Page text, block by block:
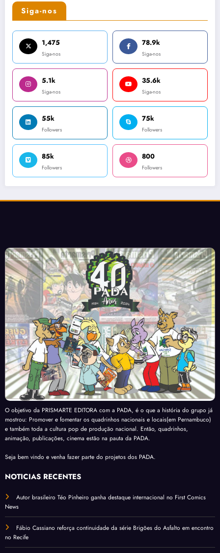
Siga-nos
1,475
Siga-nos
78.9k
Siga-nos
5.1k
Siga-nos
35.6k
Siga-nos
55k
Followers
75k
Followers
85k
Followers
800
Followers
O objetivo da PRISMARTE EDITORA com a PADA, é o que a história do grupo já
mostrou: Promover e fomentar os quadrinhos nacionais e locais(em Pernambuco)
e também toda a cultura pop de produção nacional. Então, quadrinhos,
animação, publicações, cinema estão na pauta da PADA.
Seja bem vindo e venha fazer parte do projetos dos PADA.
NOTÍCIAS RECENTES
Autor brasileiro Téo Pinheiro ganha destaque internacional no First Comics
News
Fábio Cassiano reforça continuidade da série Brigões do Asfalto em encontro
no Recife